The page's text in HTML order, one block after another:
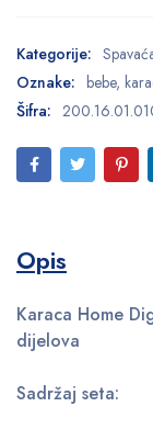
Kategorije:
Oznake: bebe,
Šifra:
Opis
Karaca Home
dijelova
Sadržaj seta: